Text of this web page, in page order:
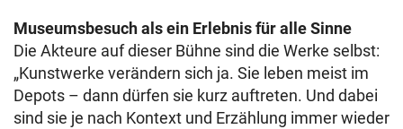
Museumsbesuch als ein Erlebnis für alle Sinne
Die Akteure auf dieser Bühne sind die Werke selbst:
„Kunstwerke verändern sich ja. Sie leben meist im
Depots – dann dürfen sie kurz auftreten. Und dabei
sind sie je nach Kontext und Erzählung immer wieder